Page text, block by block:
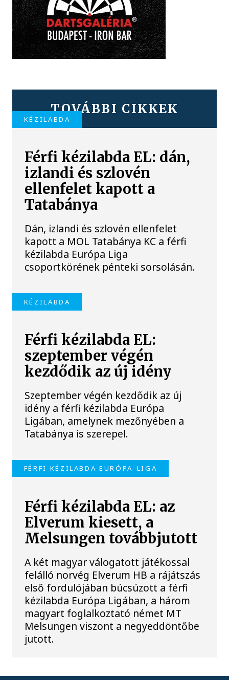
TOVÁBBI CIKKEK
KÉZILABDA
Férfi kézilabda EL: dán,
izlandi és szlovén
ellenfelet kapott a
Tatabánya
Dán, izlandi és szlovén ellenfelet
kapott a MOL Tatabánya KC a férfi
kézilabda Európa Liga
csoportkörének pénteki sorsolásán.
KÉZILABDA
Férfi kézilabda EL:
szeptember végén
kezdődik az új idény
Szeptember végén kezdődik az új
idény a férfi kézilabda Európa
Ligában, amelynek mezőnyében a
Tatabánya is szerepel.
FÉRFI KÉZILABDA EURÓPA-LIGA
Férfi kézilabda EL: az
Elverum kiesett, a
Melsungen továbbjutott
A két magyar válogatott játékossal
felálló norvég Elverum HB a rájátszás
első fordulójában búcsúzott a férfi
kézilabda Európa Ligában, a három
magyart foglalkoztató német MT
Melsungen viszont a negyeddöntőbe
jutott.